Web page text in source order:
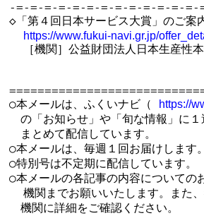
-=-=-=-=-=-=-=-=-=-=-=-=-
◇「第４回日本サービス大賞」のご
https://www.fukui-navi.gr.jp/
［機関］公益財団法人日本生産性
○本メールは、ふくいナビ（
https://
の「お知らせ」や「旬な情報」に
まとめて配信しています。
○本メールは、毎週１回お届けします。
○特別号は不定期に配信しています。
○本メールの各記事の内容についての
機関までお願いいたします。また
機関に詳細をご確認ください。